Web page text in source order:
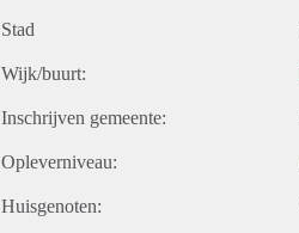
Stad
Wijk/buurt:
Inschrijven gemeente:
Opleverniveau:
Huisgenoten: